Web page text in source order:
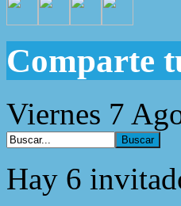
Comparte
Viernes 7
Hay 6